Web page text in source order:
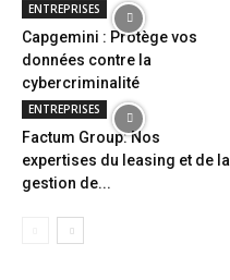
ENTREPRISES
Capgemini : Protège vos
données contre la
cybercriminalité
ENTREPRISES
Factum Group: Nos
expertises du leasing et de la
gestion de...